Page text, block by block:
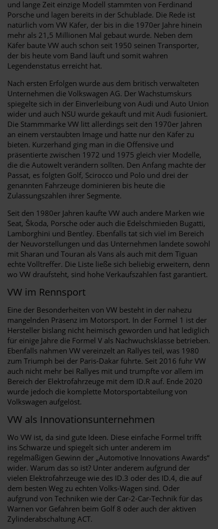
und lange Zeit einzige Modell stammten von Ferdinand
Porsche und lagen bereits in der Schublade. Die Rede ist
natürlich vom VW Käfer, der bis in die 1970er Jahre hinein
mehr als 21,5 Millionen Mal gebaut wurde. Neben dem
Käfer baute VW auch schon seit 1950 seinen Transporter,
der bis heute vom Band läuft und somit wahren
Legendenstatus erreicht hat.
Nach ersten Erfolgen wurde aus dem britisch verwalteten
Unternehmen die Volkswagen AG. Der Wachstumskurs
spiegelte sich in der Einverleibung von Audi und Auto Union
wider und auch NSU wurde gekauft und mit Audi fusioniert.
Die Stammmarke VW litt allerdings seit den 1970er Jahren
an einem verstaubten Image und hatte nur den Käfer zu
bieten. Kurzerhand ging man in die Offensive und
präsentierte zwischen 1972 und 1975 gleich vier Modelle,
die die Autowelt verändern sollten. Den Anfang machte der
Passat, es folgten Golf, Scirocco und Polo und drei der
genannten Fahrzeuge dominieren bis heute die
Zulassungszahlen ihrer Segmente.
Seit den 1980er Jahren kaufte VW auch andere Marken wie
Seat, Škoda, Porsche oder auch die Edelschmieden Bugatti,
Lamborghini und Bentley. Ebenfalls tat sich viel im Bereich
der Neuvorstellungen und das Unternehmen landete sowohl
mit Sharan und Touran als Vans als auch mit dem Tiguan
echte Volltreffer. Die Liste ließe sich beliebig erweitern, denn
wo VW draufsteht, sind hohe Verkaufszahlen fast garantiert.
VW im Rennsport
Eine der Besonderheiten von VW besteht in der nahezu
mangelnden Präsenz im Motorsport. In der Formel 1 ist der
Hersteller bislang nicht heimisch geworden und hat lediglich
für einige Jahre die Formel V als Nachwuchsklasse betrieben.
Ebenfalls nahmen VW vereinzelt an Rallyes teil, was 1980
zum Triumph bei der Paris-Dakar führte. Seit 2016 fuhr VW
auch nicht mehr bei Rallyes mit und trumpfte vor allem im
Bereich der Elektrofahrzeuge mit dem ID.R auf. Ende 2020
wurde jedoch die komplette Motorsportabteilung von
Volkswagen aufgelöst.
VW als Innovationsunternehmen
Wo VW ist, da sind gute Ideen. Diese einfache Formel trifft
ins Schwarze und spiegelt sich unter anderem im
regelmäßigen Gewinn der „Automotive Innovations Awards“
wider. Warum das so ist? Unter anderem aufgrund der
vielen Elektrofahrzeuge wie des ID.3 oder des ID.4, die auf
dem besten Weg zu echten Volks-Wagen sind. Oder
aufgrund von Techniken wie der Car-2-Car-Technik für das
Warnen vor Gefahren beim Golf 8 oder auch der aktiven
Zylinderabschaltung ACT.